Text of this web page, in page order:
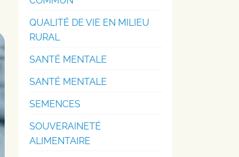
QUALITÉ DE VIE EN MILIEU
RURAL
SANTÉ MENTALE
SANTÉ MENTALE
SEMENCES
SOUVERAINETÉ
ALIMENTAIRE